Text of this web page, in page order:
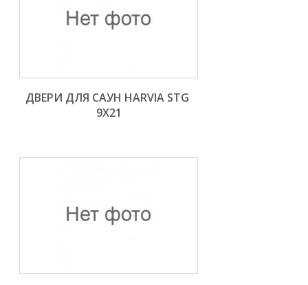
ДВЕРИ ДЛЯ САУН HARVIA STG
9X21